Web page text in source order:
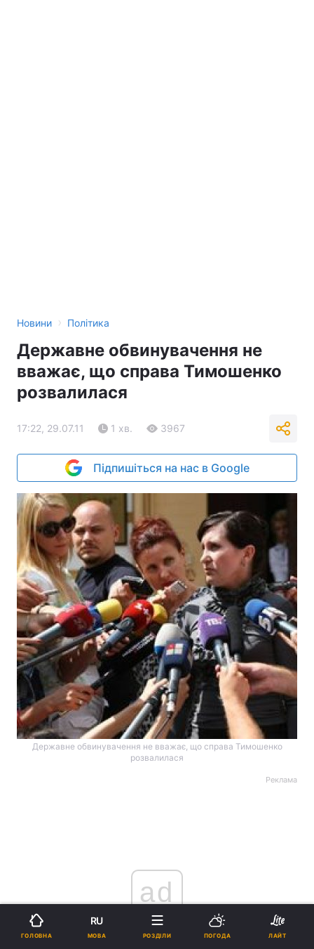
Новини › Політика
Державне обвинувачення не
вважає, що справа Тимошенко
розвалилася
17:22, 29.07.11 1 хв. 3967
Підпишіться на нас в Google
Державне обвинувачення не вважає, що справа Тимошенко
розвалилася
Реклама
ad
ГОЛОВНА
RU
МОВА РОЗДІЛИ ПОГОДА ЛАЙТ